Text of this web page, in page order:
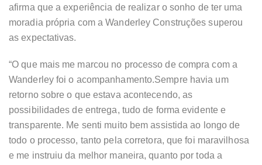
afirma que a experiência de realizar o sonho de ter uma
moradia própria com a Wanderley Construções superou
as expectativas.
“O que mais me marcou no processo de compra com a
Wanderley foi o acompanhamento.Sempre havia um
retorno sobre o que estava acontecendo, as
possibilidades de entrega, tudo de forma evidente e
transparente. Me senti muito bem assistida ao longo de
todo o processo, tanto pela corretora, que foi maravilhosa
e me instruiu da melhor maneira, quanto por toda a